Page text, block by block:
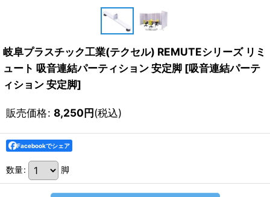
岐阜プラスチック工業(テクセル) REMUTEシリーズ リミ
ュート 吸音連結パーティション 安定脚 [吸音連結パーテ
ィション 安定脚]
販売価格: 8,250円(税込)
Facebookでシェア
数量: 脚